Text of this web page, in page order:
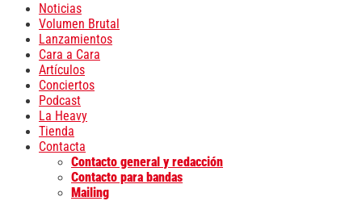
Noticias
Volumen Brutal
Lanzamientos
Cara a Cara
Artículos
Conciertos
Podcast
La Heavy
Tienda
Contacta
Contacto general y redacción
Contacto para bandas
Mailing